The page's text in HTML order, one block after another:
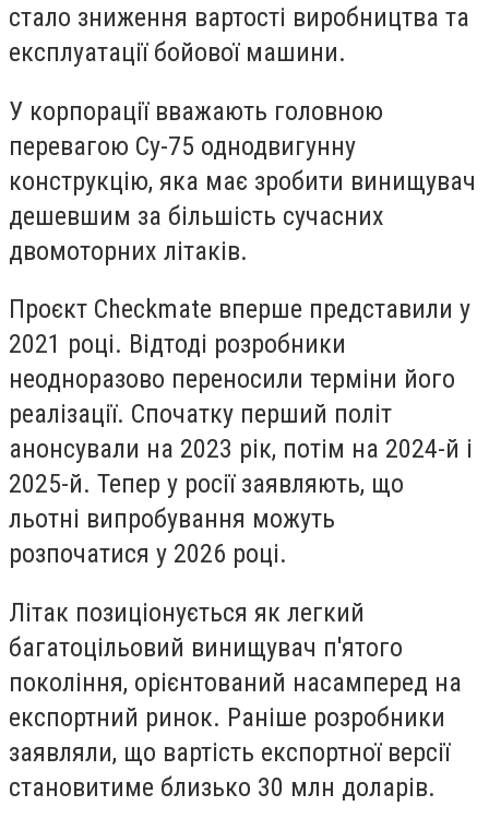
стало зниження вартості виробництва та
експлуатації бойової машини.
У корпорації вважають головною
перевагою Су-75 однодвигунну
конструкцію, яка має зробити винищувач
дешевшим за більшість сучасних
двомоторних літаків.
Проєкт Checkmate вперше представили у
2021 році. Відтоді розробники
неодноразово переносили терміни його
реалізації. Спочатку перший політ
анонсували на 2023 рік, потім на 2024-й і
2025-й. Тепер у росії заявляють, що
льотні випробування можуть
розпочатися у 2026 році.
Літак позиціонується як легкий
багатоцільовий винищувач п'ятого
покоління, орієнтований насамперед на
експортний ринок. Раніше розробники
заявляли, що вартість експортної версії
становитиме близько 30 млн доларів.